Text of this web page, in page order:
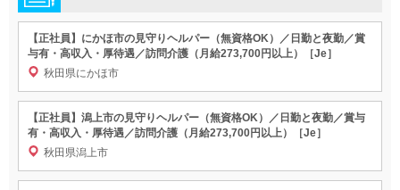
【正社員】にかほ市の見守りヘルパー（無資格OK）／日勤と夜勤／賞
与有・高収入・厚待遇／訪問介護（月給273,700円以上）［Je］
秋田県にかほ市
【正社員】潟上市の見守りヘルパー（無資格OK）／日勤と夜勤／賞与
有・高収入・厚待遇／訪問介護（月給273,700円以上）［Je］
秋田県潟上市